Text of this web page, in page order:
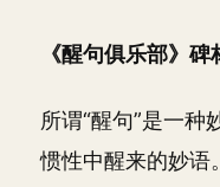
《醒句俱乐部》碑
所谓“醒句”是一种
惯性中醒来的妙语